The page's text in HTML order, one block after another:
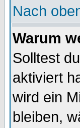
Nach
Warum
Solltest
aktiviert
wird ein
bleiben,